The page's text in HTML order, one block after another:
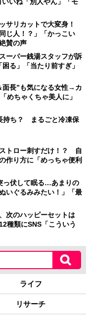
サリカットで大変身！
じ人！？」「かっこい
賛の声
ーパー銭湯スタッフが訴
る」「当たり前すぎ」
長”も気になる女性→カ
めちゃくちゃ美人に」
持ち？ まるごと冷凍保
ストロー刺すだけ！？ 自
作り方に「めっちゃ便利
っ伏して眠る…あまりの
いぐるみみたい！」「最
次のハッピーセットは
種類にSNS「こういう
ライフ
リサーチ